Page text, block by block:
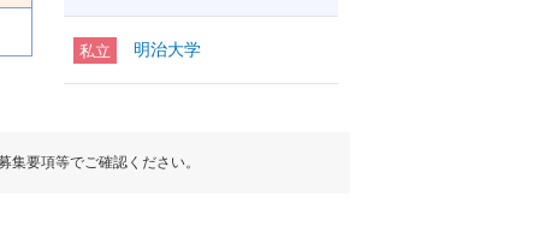
私立 明治大学
要項等でご確認ください。